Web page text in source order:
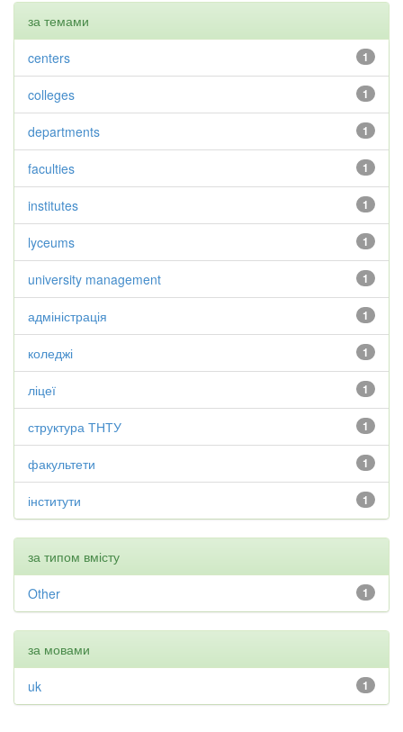
за темами
1
centers
1
colleges
1
departments
1
faculties
1
institutes
1
lyceums
1
university management
1
адміністрація
1
коледжі
1
ліцеї
1
структура ТНТУ
1
факультети
1
інститути
за типом вмісту
1
Other
за мовами
1
uk